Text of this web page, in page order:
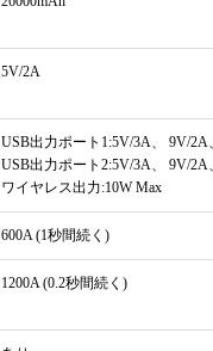
5V/2A
USB出力ポート1:5V/3A、 9V/2A
USB出力ポート2:5V/3A、 9V/2A
ワイヤレス出力:10W Max
600A (1秒間続く)
1200A (0.2秒間続く)